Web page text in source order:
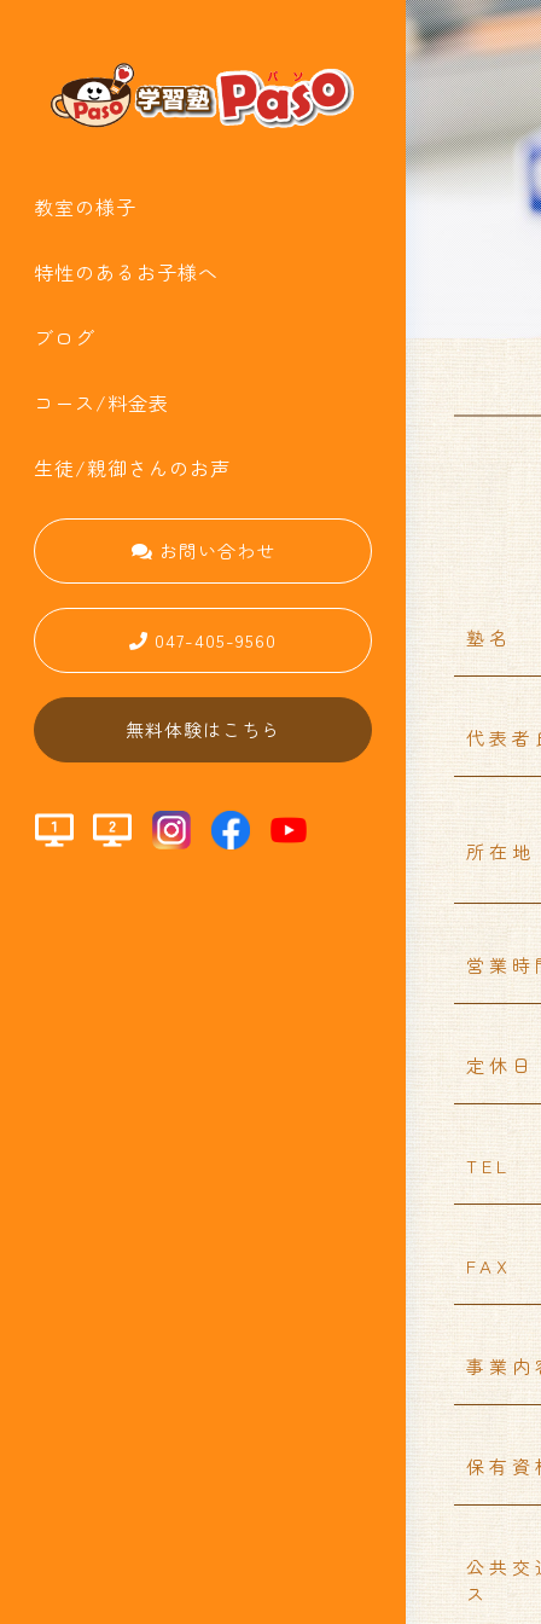
教室の様子
特性のあるお子様へ
ブログ
コース/料金表
生徒/親御さんのお声
お問い合わせ
047-405-9560
無料体験はこちら
塾名
代表者
所在地
営業時
定休日
TEL
FAX
事業内
保有資
公共交
ス